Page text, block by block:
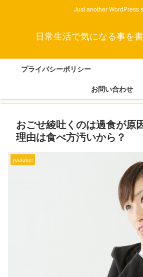
Just another WordPress
日常生活で気になる事を
プライバシーポリシー
お問い合わせ
おごせ綾吐くのは過食が原
理由は食べ方汚いから？
youtuber